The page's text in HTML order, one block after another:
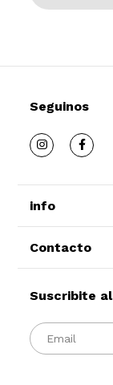
Seguinos
info
Contacto
Suscribite